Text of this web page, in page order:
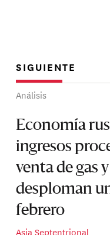
SIGUIENTE
Análisis
Economía
ingresos
venta de gas
desploman un
febrero
Asia Septentrional